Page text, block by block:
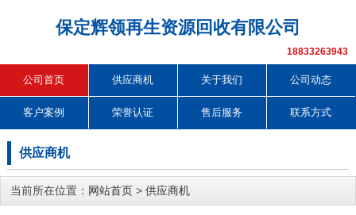
保定辉领再生资源回收有限公司
18833263943
公司首页 供应商机 关于我们 公司动态
客户案例 荣誉认证 售后服务 联系方式
供应商机
当前所在位置： 网站首页 > 供应商机